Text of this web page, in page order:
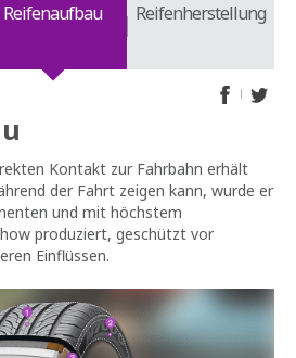
Reifenaufbau Reifenherstellung
Kontakt zur Fahrbahn erhält
der Fahrt zeigen kann, wurde er
und mit höchstem
produziert, geschützt vor
Einflüssen.